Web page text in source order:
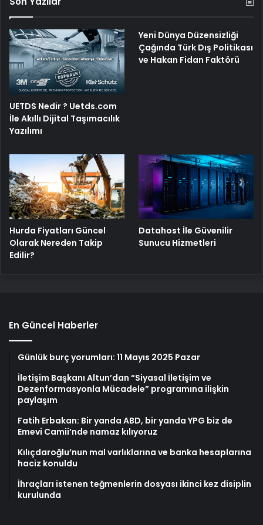
UETDS Nedir ? Uetds.com
İle Akıllı Dijital Taşımacılık
Yazılımı
Yeni Dünya Düzensizliği
Çağında Türk Dış Politikası
ve Hakan Fidan Faktörü
Hurda Fiyatları Güncel
Olarak Nereden Takip
Edilir?
Datahost İle Güvenilir
Sunucu Hizmetleri
En Güncel Haberler
Günlük burç yorumları: 11 Mayıs 2025 Pazar
İletişim Başkanı Altun’dan “Siyasal İletişim ve
Dezenformasyonla Mücadele” programına ilişkin
paylaşım
Fatih Erbakan: Bir yanda ABD, bir yanda YPG biz de
Emevi Camii’nde namaz kılıyoruz
Kılıçdaroğlu’nun mal varlıklarına ve banka hesaplarına
haciz konuldu
İhraçları istenen teğmenlerin dosyası ikinci kez disiplin
kurulunda